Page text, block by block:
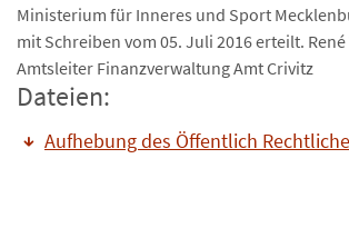
Ministerium für Inneres und Sport
mit Schreiben vom 05. Juli 2016 erteilt.
Amtsleiter Finanzverwaltung Amt Crivitz
Dateien:
Aufhebung des Öffentlich